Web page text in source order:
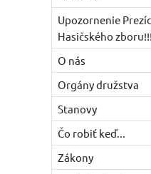
Upozornenie
Hasičského zboru!!!
O nás
Orgány družstva
Stanovy
Čo robiť keď...
Zákony